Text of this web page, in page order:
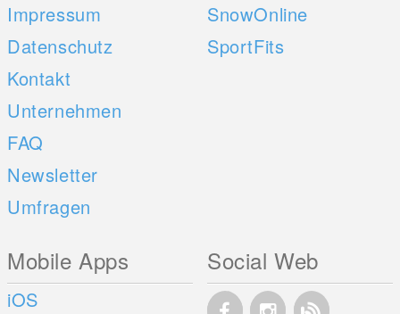
Impressum
Datenschutz
Kontakt
Unternehmen
FAQ
Newsletter
Umfragen
SnowOnline
SportFits
Mobile Apps
iOS
Social Web